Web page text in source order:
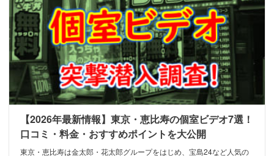
【2026年最新情報】東京・恵比寿の個室ビデオ7選！
口コミ・料金・おすすめポイントを大公開
東京・恵比寿は金太郎・花太郎グループをはじめ、宝島24など人気の